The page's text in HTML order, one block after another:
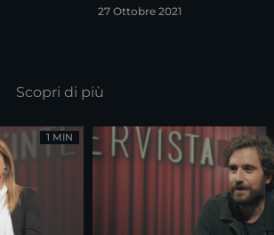
27 Ottobre 2021
Scopri di più
1 MIN